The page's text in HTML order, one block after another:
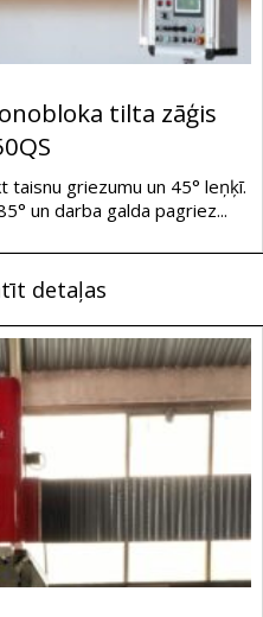
tilta zāģis
taisnu griezumu un 45° leņķī.
un darba galda pagriez...
detaļas